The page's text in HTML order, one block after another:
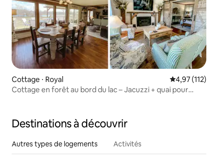
Cottage ⋅ Royal Évaluation
4,97 (112)
Cottage en forêt au bord du lac – Jacuzzi + quai pour
Destinations à découvrir
Autres types de logements Activités